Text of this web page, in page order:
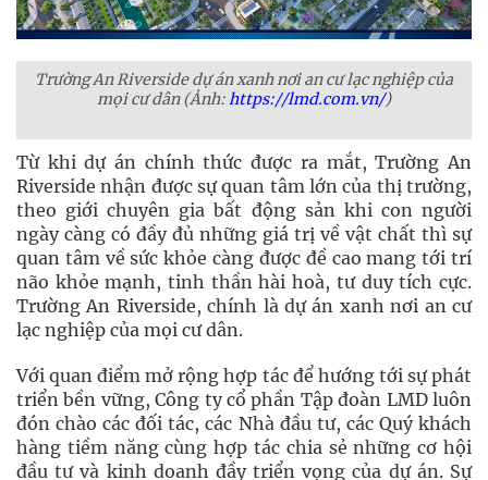
Trường An Riverside dự án xanh nơi an cư lạc nghiệp của
mọi cư dân(Ảnh:https://lmd.com.vn/)
Từ khi dự án chính thức được ra mắt, Trường An
Riverside nhận được sự quan tâm lớn của thị trường,
theo giới chuyên gia bất động sản khi con người
ngày càng có đầy đủ những giá trị về vật chất thì sự
quan tâm về sức khỏe càng được đề cao mang tới trí
não khỏe mạnh, tinh thần hài hoà, tư duy tích cực.
Trường An Riverside, chính là dự án xanh nơi an cư
lạc nghiệp của mọi cư dân.
Với quan điểm mở rộng hợp tác để hướng tới sự phát
triển bền vững, Công ty cổ phần Tập đoàn LMD luôn
đón chào các đối tác, các Nhà đầu tư, các Quý khách
hàng tiềm năng cùng hợp tác chia sẻ những cơ hội
đầu tư và kinh doanh đầy triển vọng của dự án. Sự